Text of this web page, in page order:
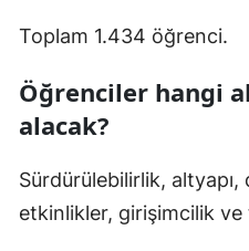
Toplam 1.434 öğrenci.
Öğrenciler hangi
alacak?
Sürdürülebilirlik,
etkinlikler, girişimcilik ve